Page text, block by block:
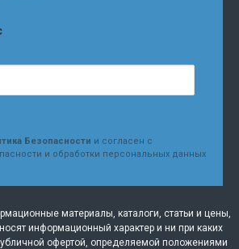
Безопасности и согласен с
и обработки персональных данных
материалы, каталоги, статьи и цены,
информационный характер и ни при каких
офертой, определяемой положениями